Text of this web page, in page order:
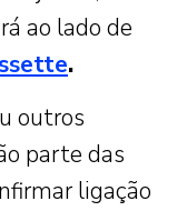
ao lado de
.
outros
parte das
ligação